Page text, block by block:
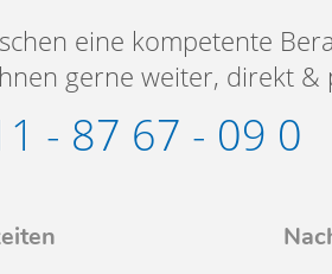
eine kompetente
gerne weiter, direkt &
- 87 67 - 09 0